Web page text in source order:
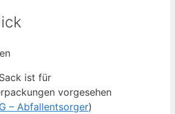
ist für
vorgesehen
– Abfallentsorger)